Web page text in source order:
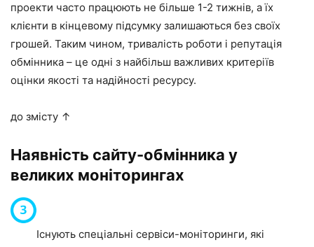
проекти часто працюють не більше 1-2 тижнів, а їх
клієнти в кінцевому підсумку залишаються без своїх
грошей. Таким чином, тривалість роботи і репутація
обмінника – це одні з найбільш важливих критеріїв
оцінки якості та надійності ресурсу.
до змісту ↑
Наявність сайту-обмінника у
великих моніторингах
Існують спеціальні сервіси-моніторинги, які